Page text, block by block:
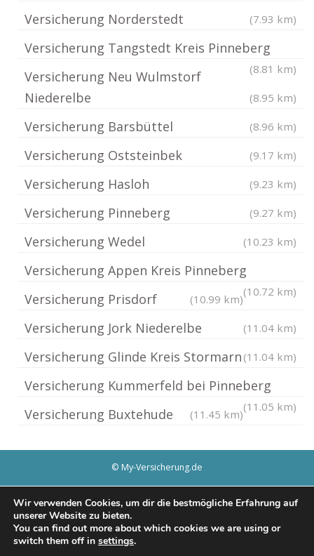
Versicherung Norderstedt (7.93 km)
Versicherung Tangstedt Kreis Pinneberg
(8.81 km)
Versicherung Neu Wulmstorf
Niederelbe
(8.95 km)
Versicherung Barsbüttel (8.96 km)
Versicherung Oststeinbek (9.17 km)
Versicherung Hasloh (9.23 km)
Versicherung Pinneberg (9.27 km)
Versicherung Wedel (10.23 km)
Versicherung Appen Kreis Pinneberg
(10.72 km)
Versicherung Prisdorf (10.99 km)
Versicherung Jork Niederelbe (11.04 km)
Versicherung Glinde Kreis Stormarn (11.04 km)
Versicherung Kummerfeld bei Pinneberg
(11.05 km)
Versicherung Buxtehude (11.45 km)
© My-Versicherung.de
Wir verwenden Cookies, um dir die bestmögliche Erfahrung auf
unserer Website zu bieten.
You can find out more about which cookies we are using or
switch them off in settings.